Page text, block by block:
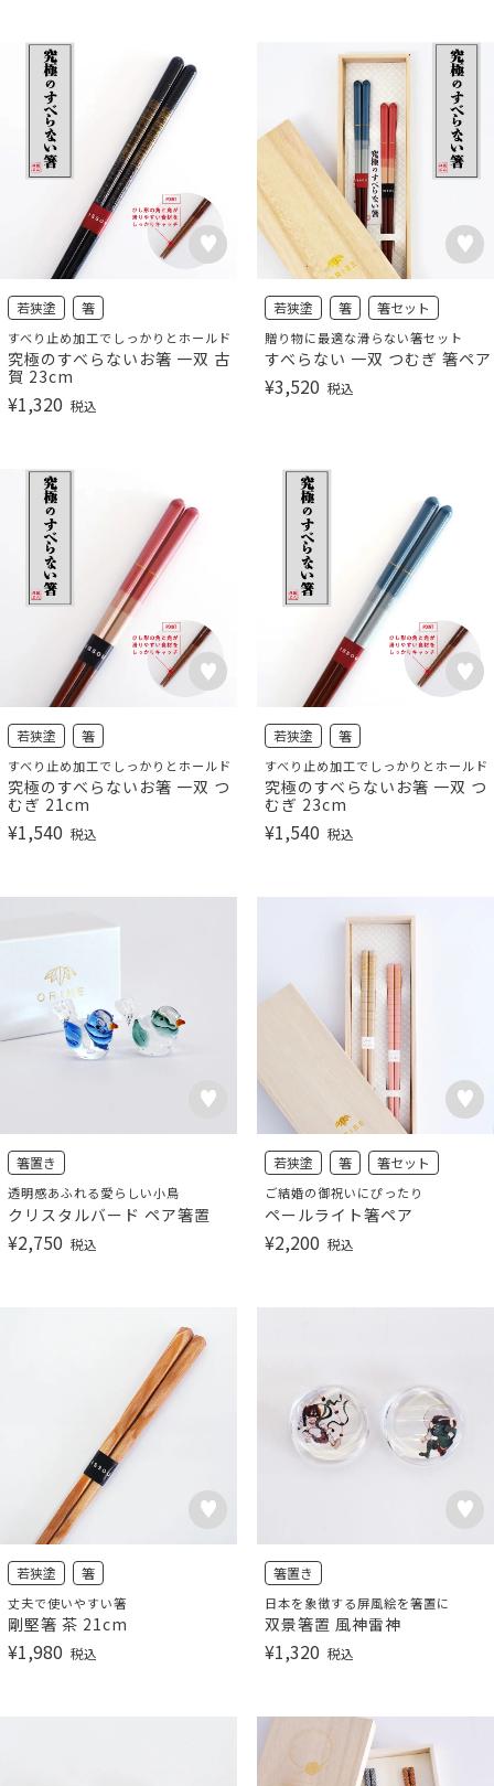
若狭塗 箸
すべり止め加工でしっかりとホールド
究極のすべらないお箸 一双 古
賀 23cm
¥1,320 税込
若狭塗 箸 箸セット
贈り物に最適な滑らない箸セット
すべらない 一双 つむぎ 箸ペア
¥3,520 税込
若狭塗 箸
すべり止め加工でしっかりとホールド
究極のすべらないお箸 一双 つ
むぎ 21cm
¥1,540 税込
若狭塗 箸
すべり止め加工でしっかりとホールド
究極のすべらないお箸 一双 つ
むぎ 23cm
¥1,540 税込
箸置き
透明感あふれる愛らしい小鳥
クリスタルバード ペア箸置
¥2,750 税込
若狭塗 箸 箸セット
ご結婚の御祝いにぴったり
ペールライト箸ペア
¥2,200 税込
若狭塗 箸
丈夫で使いやすい箸
剛堅箸 茶 21cm
¥1,980 税込
箸置き
日本を象徴する屏風絵を箸置に
双景箸置 風神雷神
¥1,320 税込